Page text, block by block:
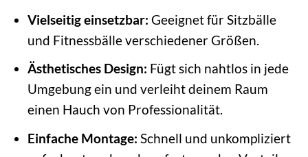
Vielseitig einsetzbar: Geeignet für Sitzbälle
und Fitnessbälle verschiedener Größen.
Ästhetisches Design: Fügt sich nahtlos in jede
Umgebung ein und verleiht deinem Raum
einen Hauch von Professionalität.
Einfache Montage: Schnell und unkompliziert